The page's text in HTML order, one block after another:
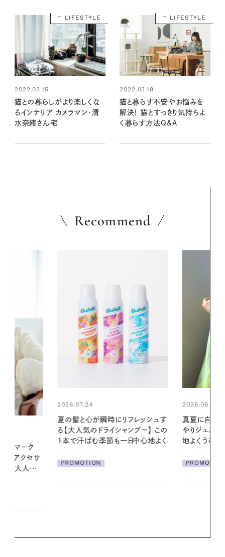
LIFESTYLE
2022.03.15
猫との暮らしがより楽しくな
るインテリア カメラマン・清
水奈緒さん宅
LIFESTYLE
2022.03.18
猫と暮らす不安やお悩みを
解決！ 猫とすっきり気持ちよ
く暮らす方法Q&A
Recommend
2026.06.01
真夏に向けて、ハーブが香るひん
やりジェルと出合う。暑い季節に心
地よくうるおう、軽やかなボディケ
PROMOTION
2026.06.01
お出かけ前
の一日。汗ば
に過ごす私